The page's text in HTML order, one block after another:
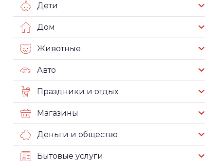
Дети
Дом
Животные
Авто
Праздники и отдых
Магазины
Деньги и общество
Бытовые услуги